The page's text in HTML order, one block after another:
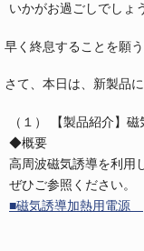
いかがお過ごしでしょ
早く終息することを願う
さて、本日は、新製品
（１） 【製品紹介】
◆概要
高周波磁気誘導を利用
ぜひご参照ください。
■磁気誘導加熱用電源